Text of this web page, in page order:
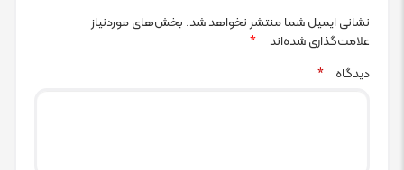
نشانی ایمیل شما منتشر نخواهد شد. بخش‌های موردنیاز
علامت‌گذاری شده‌اند
*
دیدگاه
*